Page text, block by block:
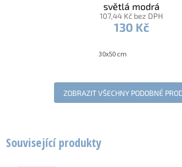
Související produkty
světlá modrá
107,44 Kč bez DPH
130 Kč
30x50 cm
ZOBRAZIT VŠECHNY PODOBNÉ